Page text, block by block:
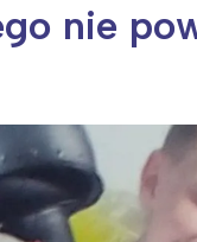
Pszczoła i
nie